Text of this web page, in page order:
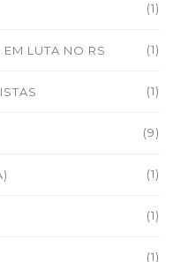
(1)
LUTA NO RS (1)
(1)
(9)
(1)
(1)
(1)